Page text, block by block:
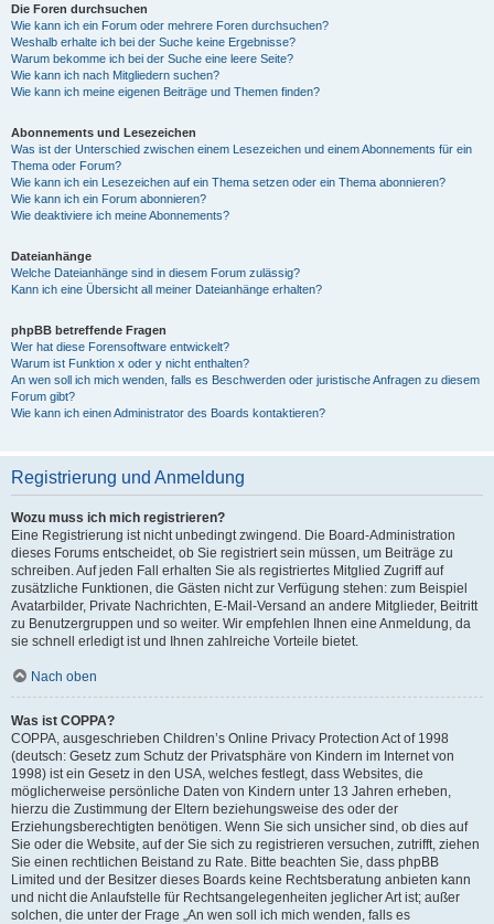
Die Foren durchsuchen
Wie kann ich ein Forum oder mehrere Foren durchsuchen?
Weshalb erhalte ich bei der Suche keine Ergebnisse?
Warum bekomme ich bei der Suche eine leere Seite?
Wie kann ich nach Mitgliedern suchen?
Wie kann ich meine eigenen Beiträge und Themen finden?
Abonnements und Lesezeichen
Was ist der Unterschied zwischen einem Lesezeichen und einem Abonnements für ein
Thema oder Forum?
Wie kann ich ein Lesezeichen auf ein Thema setzen oder ein Thema abonnieren?
Wie kann ich ein Forum abonnieren?
Wie deaktiviere ich meine Abonnements?
Dateianhänge
Welche Dateianhänge sind in diesem Forum zulässig?
Kann ich eine Übersicht all meiner Dateianhänge erhalten?
phpBB betreffende Fragen
Wer hat diese Forensoftware entwickelt?
Warum ist Funktion x oder y nicht enthalten?
An wen soll ich mich wenden, falls es Beschwerden oder juristische Anfragen zu diesem
Forum gibt?
Wie kann ich einen Administrator des Boards kontaktieren?
Registrierung und Anmeldung
Wozu muss ich mich registrieren?
Eine Registrierung ist nicht unbedingt zwingend. Die Board-Administration
dieses Forums entscheidet, ob Sie registriert sein müssen, um Beiträge zu
schreiben. Auf jeden Fall erhalten Sie als registriertes Mitglied Zugriff auf
zusätzliche Funktionen, die Gästen nicht zur Verfügung stehen: zum Beispiel
Avatarbilder, Private Nachrichten, E-Mail-Versand an andere Mitglieder, Beitritt
zu Benutzergruppen und so weiter. Wir empfehlen Ihnen eine Anmeldung, da
sie schnell erledigt ist und Ihnen zahlreiche Vorteile bietet.
Nach oben
Was ist COPPA?
COPPA, ausgeschrieben Children’s Online Privacy Protection Act of 1998
(deutsch: Gesetz zum Schutz der Privatsphäre von Kindern im Internet von
1998) ist ein Gesetz in den USA, welches festlegt, dass Websites, die
möglicherweise persönliche Daten von Kindern unter 13 Jahren erheben,
hierzu die Zustimmung der Eltern beziehungsweise des oder der
Erziehungsberechtigten benötigen. Wenn Sie sich unsicher sind, ob dies auf
Sie oder die Website, auf der Sie sich zu registrieren versuchen, zutrifft, ziehen
Sie einen rechtlichen Beistand zu Rate. Bitte beachten Sie, dass phpBB
Limited und der Besitzer dieses Boards keine Rechtsberatung anbieten kann
und nicht die Anlaufstelle für Rechtsangelegenheiten jeglicher Art ist; außer
solchen, die unter der Frage „An wen soll ich mich wenden, falls es